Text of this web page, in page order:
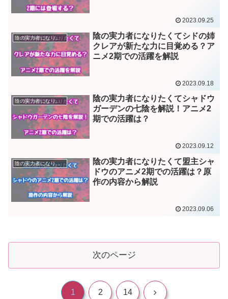
2023.09.25
陰の実力者になりたくて
陰の実力者になりたくてシドの姉
クレアが新たな力に目覚める？ア
ニメ2期での活躍を解説
2023.09.18
陰の実力者になりたくて
陰の実力者になりたくてシャドウ
ガーデンの七陰を解説！アニメ2
期での活躍は？
2023.09.12
陰の実力者になりたくて
陰の実力者になりたくて盟主シャ
ドウのアニメ2期での活躍は？原
作の内容から解説
2023.09.06
次のページ
1 2 14 次